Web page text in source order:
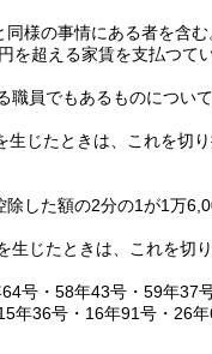
様の事情にある者を含む
を超える家賃を支払つて
職員でもあるものについて
生じたときは、これを切
除した額の2分の1が1万
生じたときは、これを切
号・58年43号・59年37
年36号・16年91号・26